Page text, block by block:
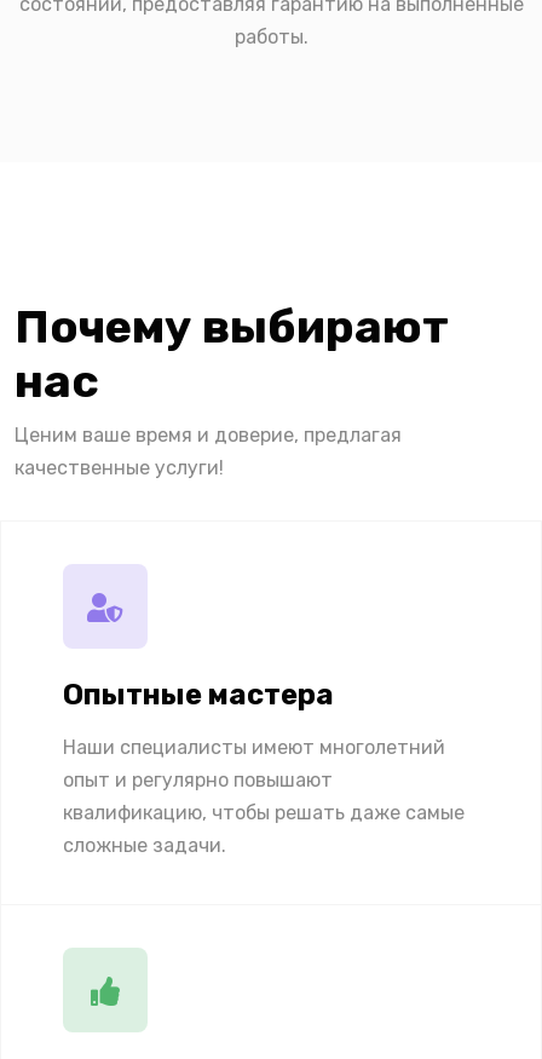
работы.
Почему выбирают
нас
Ценим ваше время и доверие, предлагая
качественные услуги!
Опытные мастера
Наши специалисты имеют многолетний
опыт и регулярно повышают
квалификацию, чтобы решать даже самые
сложные задачи.